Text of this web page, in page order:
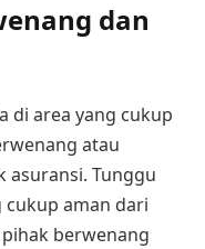
dan
di area yang cukup
atau
asuransi. Tunggu
aman dari
berwenang